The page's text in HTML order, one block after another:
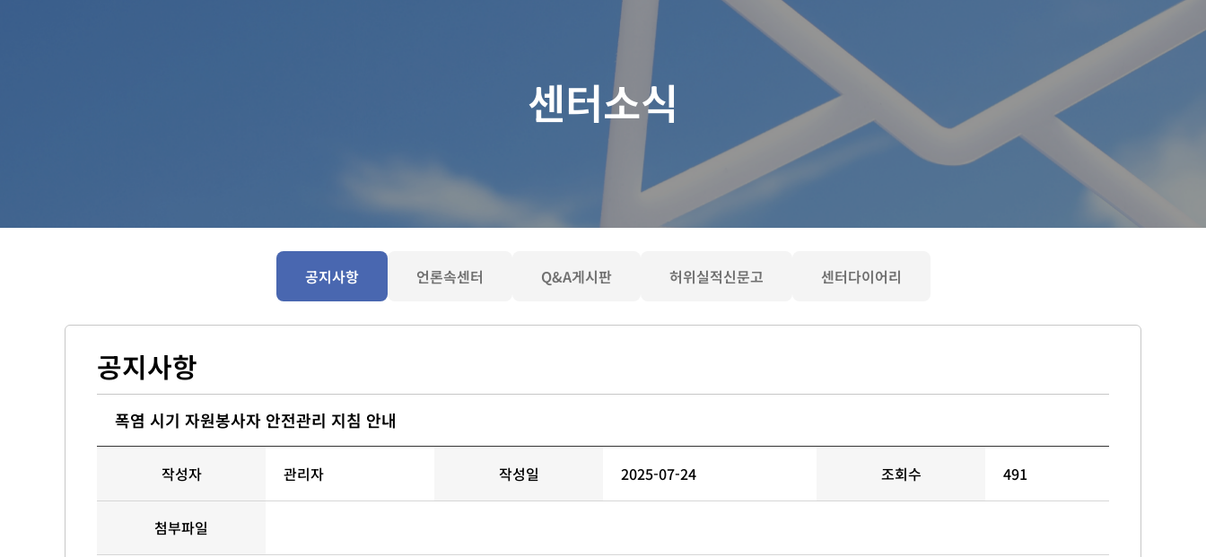
센터소식
공지사항 언론속센터 Q&A게시판 허위실적신문고 센터다이어리
공지사항
폭염 시기 자원봉사자 안전관리 지침 안내
작성자 관리자 작성일 2025-07-24 조회수 491
첨부파일